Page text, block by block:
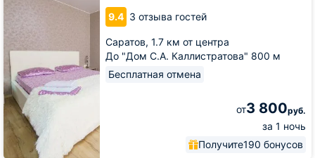
9.4 3 отзыва гостей
Саратов, 1.7 км от центра
До "Дом С.А. Каллистратова" 800 м
Бесплатная отмена
от3 800руб.
за 1 ночь
Получите190 бонусов
(197)